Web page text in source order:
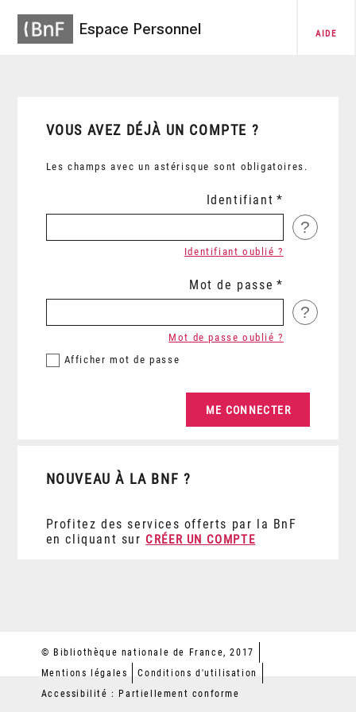
Espace Personnel AIDE
VOUS AVEZ DÉJÀ UN COMPTE ?
Les champs avec un astérisque sont obligatoires.
Identifiant
?
Identifiant oublié ?
Mot de passe
?
Afficher mot de passe
Mot de passe oublié ?
NOUVEAU À LA BNF ?
Profitez des services offerts par la BnF
en cliquant sur CRÉER UN COMPTE
© Bibliothèque nationale de France, 2017
Mentions légales
Conditions d'utilisation
Accessibilité : Partiellement conforme